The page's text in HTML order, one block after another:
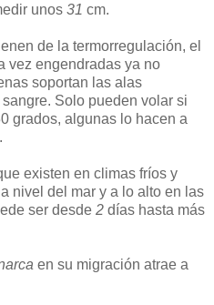
unos 31 cm.
de la termorregulación, el
vez engendradas ya no
soportan las alas
Solo pueden volar si
grados, algunas lo hacen a
existen en climas fríos y
nivel del mar y a lo alto en las
ser desde 2 días hasta más
en su migración atrae a